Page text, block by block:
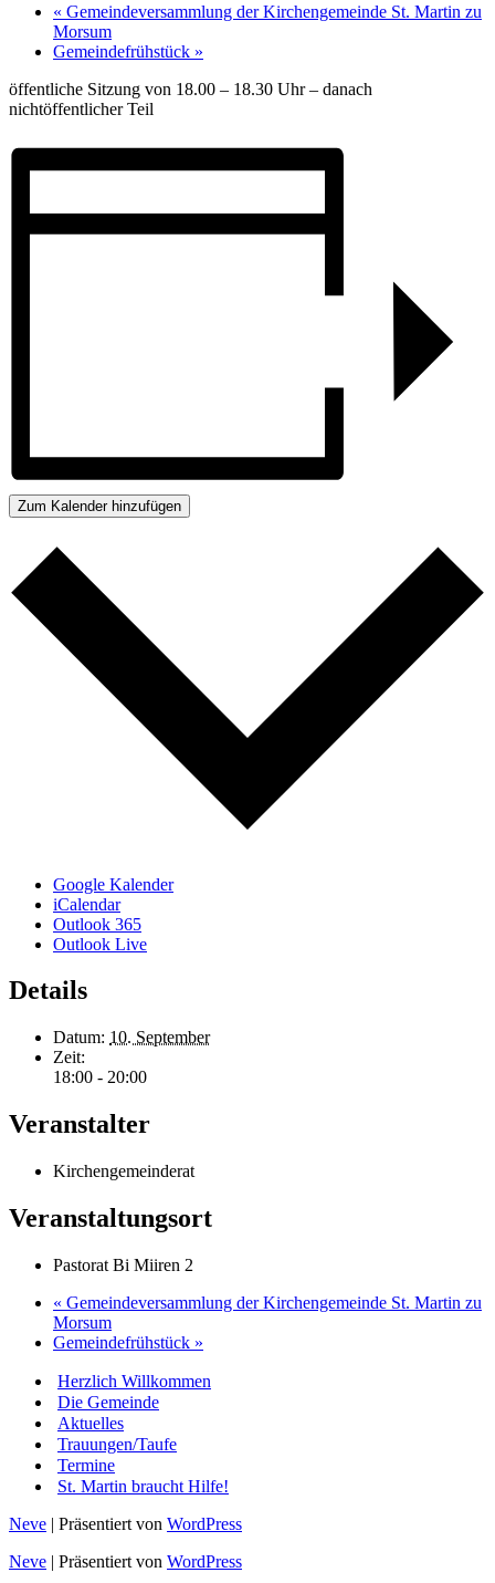
« Gemeindeversammlung der Kirchengemeinde St. Martin zu
Morsum
Gemeindefrühstück »
öffentliche Sitzung von 18.00 – 18.30 Uhr – danach
nichtöffentlicher Teil
Zum Kalender hinzufügen
Google Kalender
iCalendar
Outlook 365
Outlook Live
Details
Datum: 10. September
Zeit:
18:00 - 20:00
Veranstalter
Kirchengemeinderat
Veranstaltungsort
Pastorat Bi Miiren 2
« Gemeindeversammlung der Kirchengemeinde St. Martin zu
Morsum
Gemeindefrühstück »
Herzlich Willkommen
Die Gemeinde
Aktuelles
Trauungen/Taufe
Termine
St. Martin braucht Hilfe!
Neve | Präsentiert von WordPress
Neve | Präsentiert von WordPress